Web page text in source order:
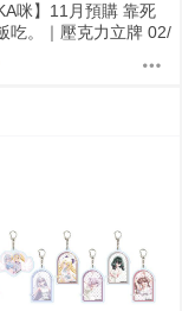
咪】11月預購 靠死
吃。｜壓克力立牌 02/
) (御城)